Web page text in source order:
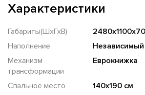
Характеристики
Габариты(ШхГхВ)
Наполнение
Механизм
трансформации
Еврокнижка
Спальное место
140х190 см